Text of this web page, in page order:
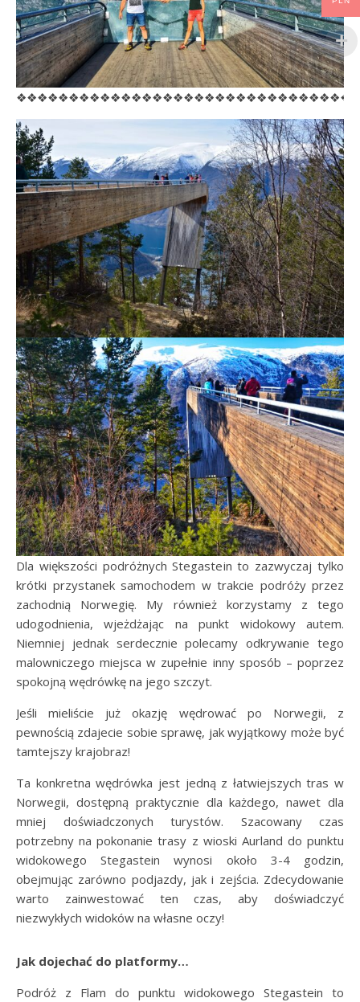
Dla większości podróżnych Stegastein to zazwyczaj tylko
krótki przystanek samochodem w trakcie podróży przez
zachodnią Norwegię. My również korzystamy z tego
udogodnienia, wjeżdżając na punkt widokowy autem.
Niemniej jednak serdecznie polecamy odkrywanie tego
malowniczego miejsca w zupełnie inny sposób – poprzez
spokojną wędrówkę na jego szczyt.
Jeśli mieliście już okazję wędrować po Norwegii, z
pewnością zdajecie sobie sprawę, jak wyjątkowy może być
tamtejszy krajobraz!
Ta konkretna wędrówka jest jedną z łatwiejszych tras w
Norwegii, dostępną praktycznie dla każdego, nawet dla
mniej doświadczonych turystów. Szacowany czas
potrzebny na pokonanie trasy z wioski Aurland do punktu
widokowego Stegastein wynosi około 3-4 godzin,
obejmując zarówno podjazdy, jak i zejścia. Zdecydowanie
warto zainwestować ten czas, aby doświadczyć
niezwykłych widoków na własne oczy!
Jak dojechać do platformy…
Podróż z Flam do punktu widokowego Stegastein to